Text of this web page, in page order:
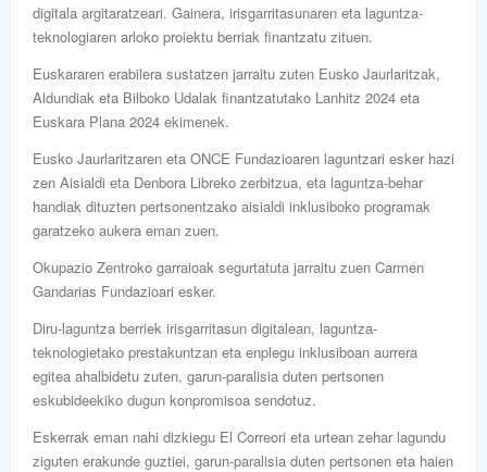
digitala argitaratzeari. Gainera, irisgarritasunaren eta laguntza-
teknologiaren arloko proiektu berriak finantzatu zituen.
Euskararen erabilera sustatzen jarraitu zuten Eusko Jaurlaritzak,
Aldundiak eta Bilboko Udalak finantzatutako Lanhitz 2024 eta
Euskara Plana 2024 ekimenek.
Eusko Jaurlaritzaren eta ONCE Fundazioaren laguntzari esker hazi
zen Aisialdi eta Denbora Libreko zerbitzua, eta laguntza-behar
handiak dituzten pertsonentzako aisialdi inklusiboko programak
garatzeko aukera eman zuen.
Okupazio Zentroko garraioak segurtatuta jarraitu zuen Carmen
Gandarias Fundazioari esker.
Diru-laguntza berriek irisgarritasun digitalean, laguntza-
teknologietako prestakuntzan eta enplegu inklusiboan aurrera
egitea ahalbidetu zuten, garun-paralisia duten pertsonen
eskubideekiko dugun konpromisoa sendotuz.
Eskerrak eman nahi dizkiegu El Correori eta urtean zehar lagundu
ziguten erakunde guztiei, garun-paralisia duten pertsonen eta haien